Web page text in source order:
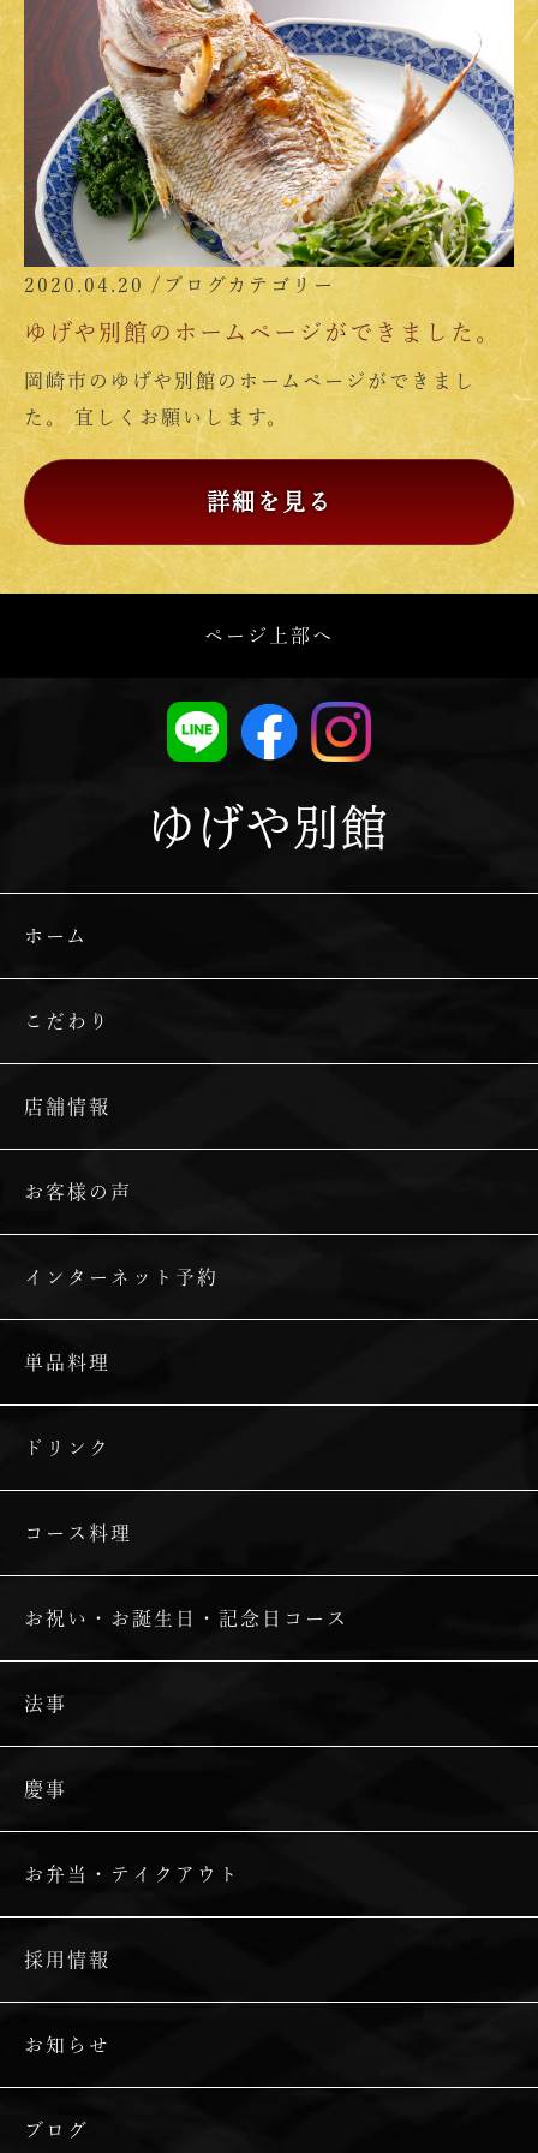
2020.04.20 / ブログカテゴリー
ゆげや別館のホームページができました。
岡崎市のゆげや別館のホームページができまし
た。 宜しくお願いします。
詳細を見る
ページ上部へ
ゆげや別館
ホーム
こだわり
店舗情報
お客様の声
インターネット予約
単品料理
ドリンク
コース料理
お祝い・お誕生日・記念日コース
法事
慶事
お弁当・テイクアウト
採用情報
お知らせ
ブログ